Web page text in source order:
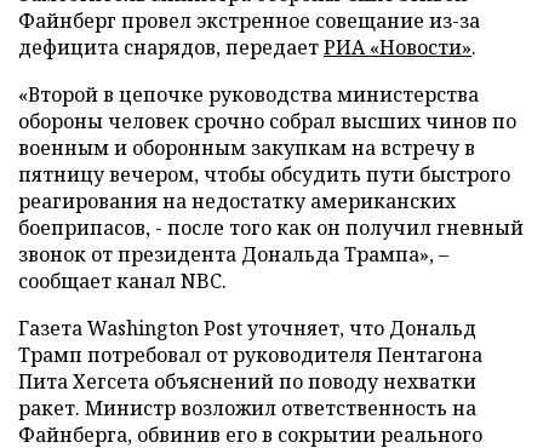
Файнберг провел экстренное совещание из-за
дефицита снарядов, передаетРИА «Новости».
«Второй в цепочке руководства министерства
обороны человек срочно собрал высших чинов по
военным и оборонным закупкам на встречу в
пятницу вечером, чтобы обсудить пути быстрого
реагирования на недостатку американских
боеприпасов, - после того как он получил гневный
звонок от президента Дональда Трампа», –
сообщает канал NBC.
Газета Washington Post уточняет, что Дональд
Трамп потребовал от руководителя Пентагона
Пита Хегсета объяснений по поводу нехватки
ракет. Министр возложил ответственность на
Файнберга, обвинив его в сокрытии реального